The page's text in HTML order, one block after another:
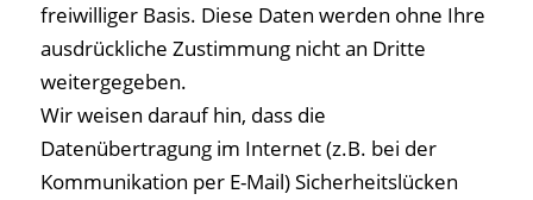
freiwilliger Basis. Diese Daten werden ohne Ihre
ausdrückliche Zustimmung nicht an Dritte
weitergegeben.
Wir weisen darauf hin, dass die
Datenübertragung im Internet (z.B. bei der
Kommunikation per E-Mail) Sicherheitslücken